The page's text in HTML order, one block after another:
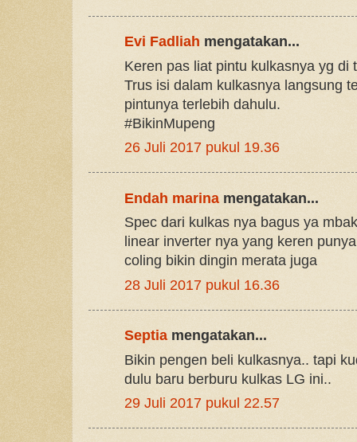
Evi Fadliah mengatakan...
Keren pas liat pintu kulkasnya yg di
Trus isi dalam kulkasnya langsung
pintunya terlebih dahulu.
#BikinMupeng
26 Juli 2017 pukul 19.36
Endah marinamengatakan...
Spec dari kulkas nya bagus ya
linear inverter nya yang keren
coling bikin dingin merata juga
28 Juli 2017 pukul 16.36
Septiamengatakan...
Bikin pengen beli kulkasnya.. tapi
dulu baru berburu kulkas LG ini..
29 Juli 2017 pukul 22.57